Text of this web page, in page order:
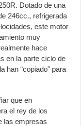
Dotado de una
246cc., refrigerada
este motor
muy
hace
en la parte ciclo de
han “copiado” para
que en
el rey de los
las empresas